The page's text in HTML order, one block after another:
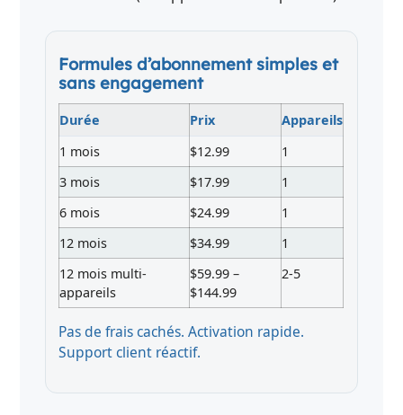
Formules d’abonnement simples et
sans engagement
Durée Prix
Appareils
1 mois
$12.99
1
3 mois
$17.99
1
6 mois
$24.99
1
12 mois
$34.99
1
12 mois multi-
appareils
$59.99 –
$144.99
2-5
Pas de frais cachés. Activation rapide.
Support client réactif.